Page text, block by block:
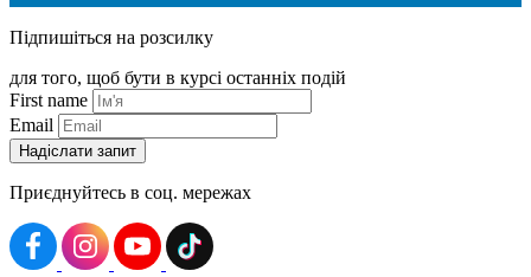
Підпишіться на розсилку
для того, щоб бути в курсі останніх подій
First name
Email
Приєднуйтесь в соц. мережах